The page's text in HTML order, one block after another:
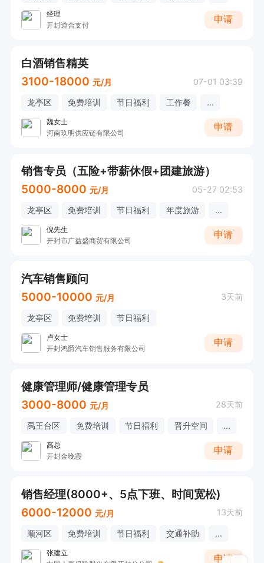
经理
开封道合支付
申请
白酒销售精英
3100-18000 元/月 07-01 03:39
龙亭区 免费培训 节日福利 工作餐 ...
魏女士
河南玖明供应链有限公司
申请
销售专员（五险+带薪休假+团建旅游）
5000-8000 元/月 05-27 02:53
龙亭区 免费培训 节日福利 年度旅游 ...
倪先生
开封市广益盛商贸有限公司
申请
汽车销售顾问
5000-10000 元/月 3天前
龙亭区 免费培训 节日福利
卢女士
开封鸿爵汽车销售服务有限公司
申请
健康管理师/健康管理专员
3000-8000 元/月 28天前
禹王台区 免费培训 节日福利 晋升空间 ...
高总
开封金晚霞
申请
销售经理(8000+、5点下班、时间宽松)
6000-12000 元/月 13天前
顺河区 免费培训 节日福利 交通补助 ...
张建立
申请